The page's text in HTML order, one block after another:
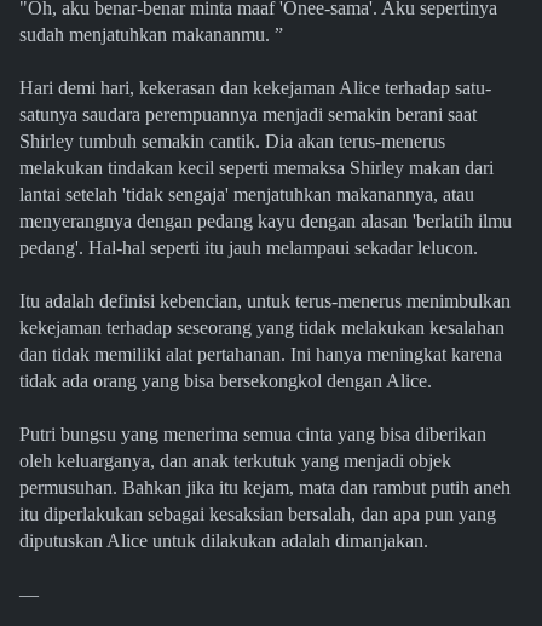
"Oh, aku benar-benar minta maaf 'Onee-sama'. Aku sepertinya
sudah menjatuhkan makananmu. ”
Hari demi hari, kekerasan dan kekejaman Alice terhadap satu-
satunya saudara perempuannya menjadi semakin berani saat
Shirley tumbuh semakin cantik. Dia akan terus-menerus
melakukan tindakan kecil seperti memaksa Shirley makan dari
lantai setelah 'tidak sengaja' menjatuhkan makanannya, atau
menyerangnya dengan pedang kayu dengan alasan 'berlatih ilmu
pedang'. Hal-hal seperti itu jauh melampaui sekadar lelucon.
Itu adalah definisi kebencian, untuk terus-menerus menimbulkan
kekejaman terhadap seseorang yang tidak melakukan kesalahan
dan tidak memiliki alat pertahanan. Ini hanya meningkat karena
tidak ada orang yang bisa bersekongkol dengan Alice.
Putri bungsu yang menerima semua cinta yang bisa diberikan
oleh keluarganya, dan anak terkutuk yang menjadi objek
permusuhan. Bahkan jika itu kejam, mata dan rambut putih aneh
itu diperlakukan sebagai kesaksian bersalah, dan apa pun yang
diputuskan Alice untuk dilakukan adalah dimanjakan.
—